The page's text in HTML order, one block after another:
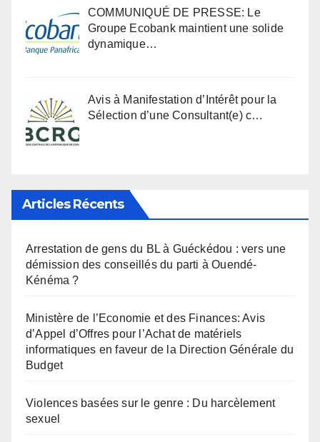
COMMUNIQUÉ DE PRESSE: Le
Groupe Ecobank maintient une solide
dynamique…
Avis à Manifestation d’Intérêt pour la
Sélection d’une Consultant(e) c…
Articles Récents
Arrestation de gens du BL à Guéckédou : vers une
démission des conseillés du parti à Ouendé-
Kénéma ?
Ministère de l’Economie et des Finances: Avis
d’Appel d’Offres pour l’Achat de matériels
informatiques en faveur de la Direction Générale du
Budget
Violences basées sur le genre : Du harcèlement
sexuel